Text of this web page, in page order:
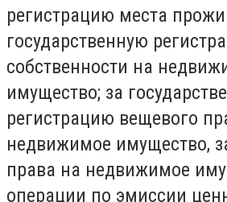
регистрацию места
государственную
собственности на
имущество; за
регистрацию вещевого
недвижимое имущество,
права на недвижимое
операции по эмиссии